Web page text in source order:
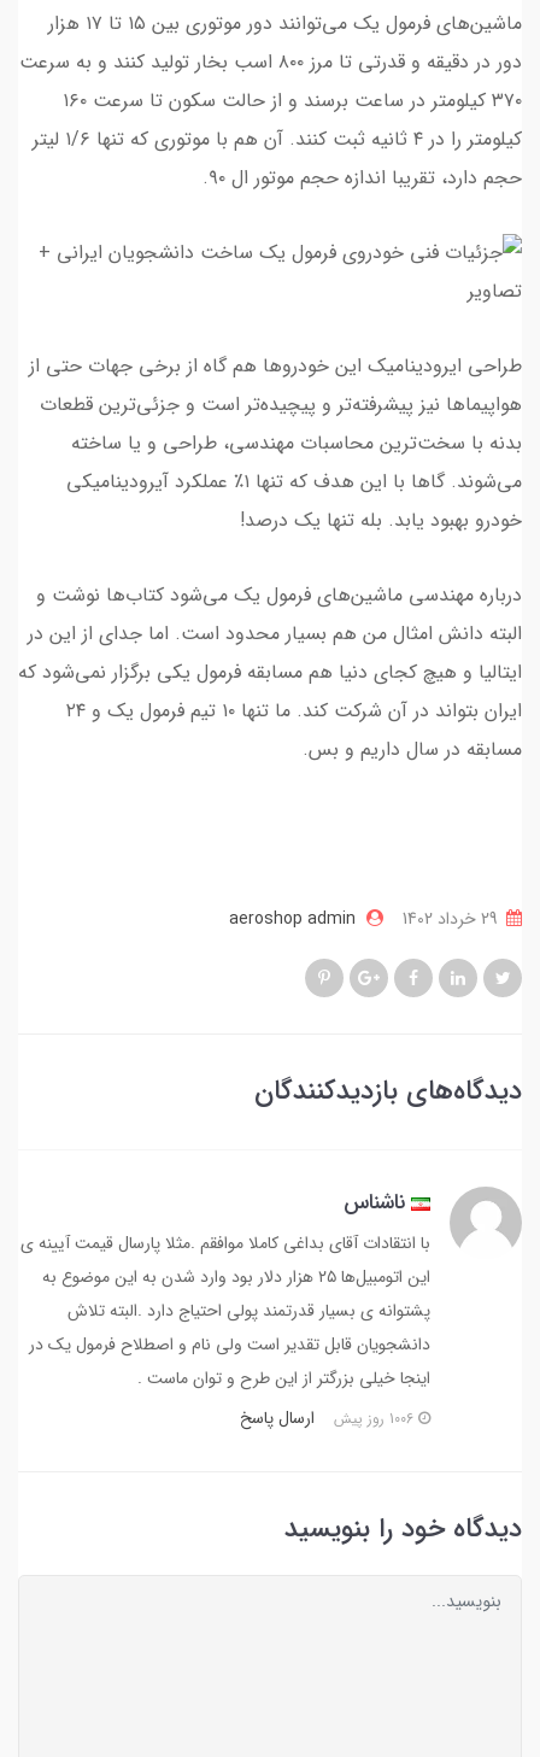
ماشین‌های فرمول یک می‌توانند دور موتوری بین ۱۵ تا ۱۷ هزار
دور در دقیقه و قدرتی تا مرز ۸۰۰ اسب بخار تولید کنند و به سرعت
۳۷۰ کیلومتر در ساعت برسند و از حالت سکون تا سرعت ۱۶۰
کیلومتر را در ۴ ثانیه ثبت کنند. آن هم با موتوری که تنها ۱/۶ لیتر
حجم دارد، تقریبا اندازه حجم موتور ال ۹۰.
طراحی ایرودینامیک این خودروها هم گاه از برخی جهات حتی از
هواپیماها نیز پیشرفته‌تر و پیچیده‌تر است و جزئی‌ترین قطعات
بدنه با سخت‌ترین محاسبات مهندسی، طراحی و یا ساخته
می‌شوند. گاها با این هدف که تنها ۱٪ عملکرد آیرودینامیکی
خودرو بهبود یابد. بله تنها یک درصد!
درباره مهندسی ماشین‌های فرمول یک می‌شود کتاب‌ها نوشت و
البته دانش امثال من هم بسیار محدود است. اما جدای از این در
ایتالیا و هیچ کجای دنیا هم مسابقه فرمول یکی برگزار نمی‌شود که
ایران بتواند در‌ آن شرکت کند. ما تنها ۱۰ تیم فرمول یک و ۲۴
مسابقه در سال داریم و بس.
aeroshop admin
دیدگاه‌های بازدیدکنندگان
ناشناس
با انتقادات آقای بداغی کاملا موافقم .مثلا پارسال قیمت آیینه ی
این اتومبیل‌ها ۲۵ هزار دلار بود وارد شدن به این موضوع به
پشتوانه ی بسیار قدرتمند پولی احتیاج دارد .البته تلاش
دانشجویان قابل تقدیر است ولی نام و اصطلاح فرمول یک در
اینجا خیلی بزرگتر از این طرح و توان ماست .
ارسال پاسخ
دیدگاه خود را بنویسید